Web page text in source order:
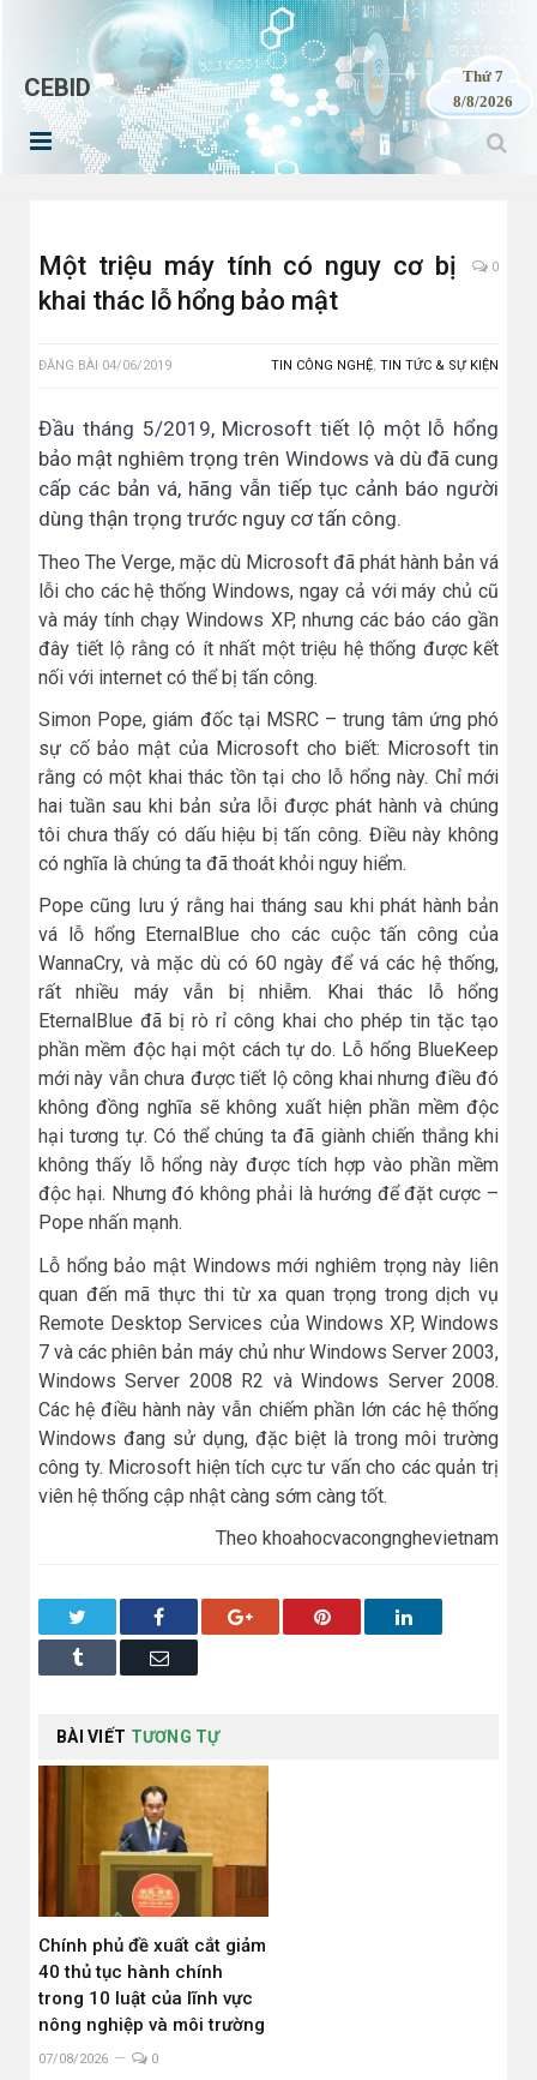
CEBID
Thứ 7
8/8/2026
Một triệu máy tính có nguy cơ bị
khai thác lỗ hổng bảo mật
0
ĐĂNG BÀI 04/06/2019 TIN CÔNG NGHỆ, TIN TỨC & SỰ KIỆN
Đầu tháng 5/2019, Microsoft tiết lộ một lỗ hổng
bảo mật nghiêm trọng trên Windows và dù đã cung
cấp các bản vá, hãng vẫn tiếp tục cảnh báo người
dùng thận trọng trước nguy cơ tấn công.
Theo The Verge, mặc dù Microsoft đã phát hành bản vá
lỗi cho các hệ thống Windows, ngay cả với máy chủ cũ
và máy tính chạy Windows XP, nhưng các báo cáo gần
đây tiết lộ rằng có ít nhất một triệu hệ thống được kết
nối với internet có thể bị tấn công.
Simon Pope, giám đốc tại MSRC – trung tâm ứng phó
sự cố bảo mật của Microsoft cho biết: Microsoft tin
rằng có một khai thác tồn tại cho lỗ hổng này. Chỉ mới
hai tuần sau khi bản sửa lỗi được phát hành và chúng
tôi chưa thấy có dấu hiệu bị tấn công. Điều này không
có nghĩa là chúng ta đã thoát khỏi nguy hiểm.
Pope cũng lưu ý rằng hai tháng sau khi phát hành bản
vá lỗ hổng EternalBlue cho các cuộc tấn công của
WannaCry, và mặc dù có 60 ngày để vá các hệ thống,
rất nhiều máy vẫn bị nhiễm. Khai thác lỗ hổng
EternalBlue đã bị rò rỉ công khai cho phép tin tặc tạo
phần mềm độc hại một cách tự do. Lỗ hổng BlueKeep
mới này vẫn chưa được tiết lộ công khai nhưng điều đó
không đồng nghĩa sẽ không xuất hiện phần mềm độc
hại tương tự. Có thể chúng ta đã giành chiến thắng khi
không thấy lỗ hổng này được tích hợp vào phần mềm
độc hại. Nhưng đó không phải là hướng để đặt cược –
Pope nhấn mạnh.
Lỗ hổng bảo mật Windows mới nghiêm trọng này liên
quan đến mã thực thi từ xa quan trọng trong dịch vụ
Remote Desktop Services của Windows XP, Windows
7 và các phiên bản máy chủ như Windows Server 2003,
Windows Server 2008 R2 và Windows Server 2008.
Các hệ điều hành này vẫn chiếm phần lớn các hệ thống
Windows đang sử dụng, đặc biệt là trong môi trường
công ty. Microsoft hiện tích cực tư vấn cho các quản trị
viên hệ thống cập nhật càng sớm càng tốt.
Theo khoahocvacongnghevietnam
Facebook Google+ Pinterest LinkedIn
Tumblr Email
BÀI VIẾT TƯƠNG TỰ
Chính phủ đề xuất cắt giảm
40 thủ tục hành chính
trong 10 luật của lĩnh vực
nông nghiệp và môi trường
07/08/2026 0